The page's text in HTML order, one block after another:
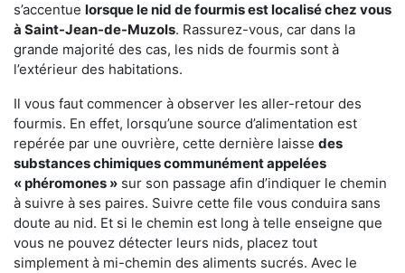
s’accentue lorsque le nid de fourmis est localisé chez vous
à Saint-Jean-de-Muzols. Rassurez-vous, car dans la
grande majorité des cas, les nids de fourmis sont à
l’extérieur des habitations.
Il vous faut commencer à observer les aller-retour des
fourmis. En effet, lorsqu’une source d’alimentation est
repérée par une ouvrière, cette dernière laisse des
substances chimiques communément appelées
« phéromones » sur son passage afin d’indiquer le chemin
à suivre à ses paires. Suivre cette file vous conduira sans
doute au nid. Et si le chemin est long à telle enseigne que
vous ne pouvez détecter leurs nids, placez tout
simplement à mi-chemin des aliments sucrés. Avec le